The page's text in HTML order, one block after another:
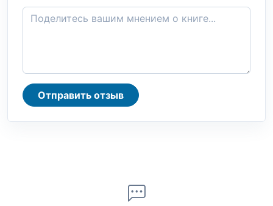
Отправить отзыв